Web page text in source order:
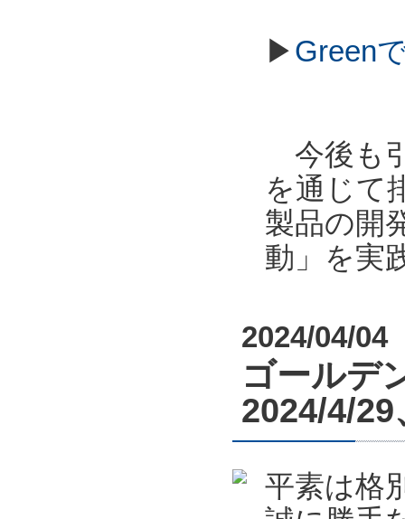
▶Green
今後も
を通じて
製品の開
動」を実
2024/04/04
ゴールデ
2024/4/
平素は格